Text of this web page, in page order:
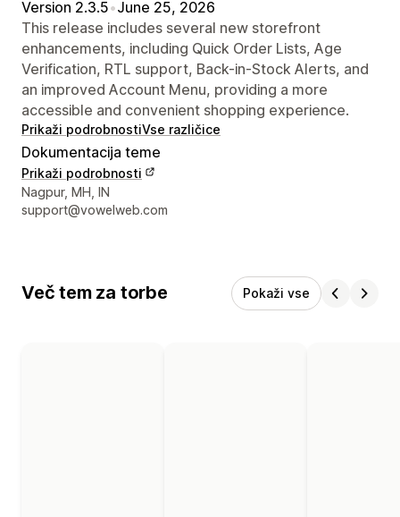
Version 2.3.5•June 25, 2026
This release includes several new storefront
enhancements, including Quick Order Lists, Age
Verification, RTL support, Back-in-Stock Alerts, and
an improved Account Menu, providing a more
accessible and convenient shopping experience.
Prikaži podrobnostiVse različice
Dokumentacija teme
Prikaži podrobnosti
Podatki za stik z oblikovalcem
Nagpur, MH, IN
support@vowelweb.com
Več tem za torbe Pokaži vse